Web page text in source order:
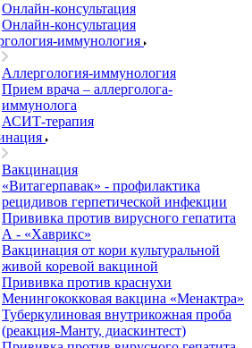
Онлайн-консультация
Онлайн-консультация
иммунология
Аллергология-иммунология
Прием врача – аллерголога-
иммунолога
АСИТ-терапия
Вакцинация
«Витагерпавак» - профилактика
рецидивов герпетической инфекции
Прививка против вирусного гепатита
А - «Хаврикс»
Вакцинация от кори культуральной
живой коревой вакциной
Прививка против краснухи
Менингококковая вакцина «Менактра»
Туберкулиновая внутрикожная проба
(реакция-Манту, диаскинтест)